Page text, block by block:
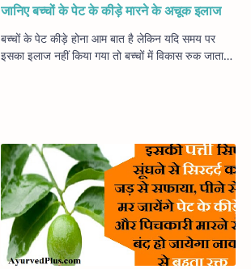
जानिए बच्चों के पेट के कीड़े मारने के अचूक इलाज
बच्चों के पेट कीड़े होना आम बात है लेकिन यदि समय पर
इसका इलाज नहीं किया गया तो बच्चों में विकास रुक जाता है